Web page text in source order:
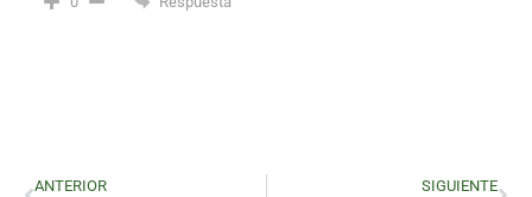
ANTERIOR SIGUIENTE